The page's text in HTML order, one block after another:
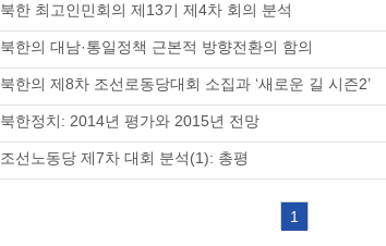
북한 최고인민회의 제13기 제4차 회의 분석
북한의 대남·통일정책 근본적 방향전환의 함의
북한의 제8차 조선로동당대회 소집과 ‘새로운 길 시즌2’
북한정치: 2014년 평가와 2015년 전망
조선노동당 제7차 대회 분석(1): 총평
1